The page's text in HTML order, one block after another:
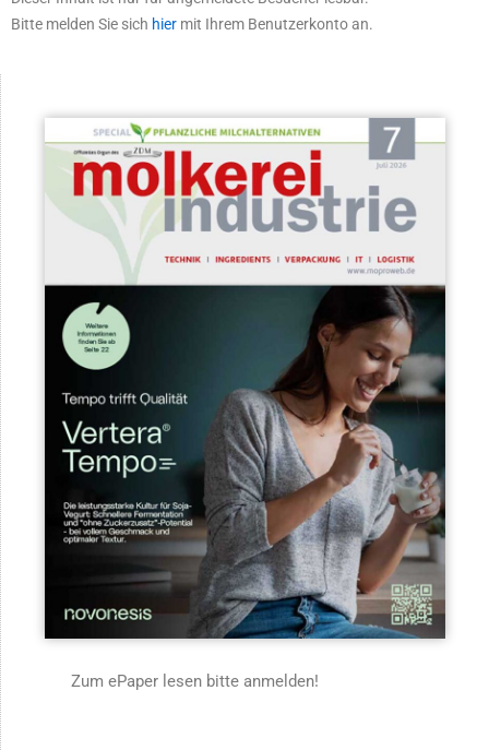
Bitte melden Sie sich hier mit Ihrem Benutzerkonto an.
Zum ePaper lesen bitte anmelden!